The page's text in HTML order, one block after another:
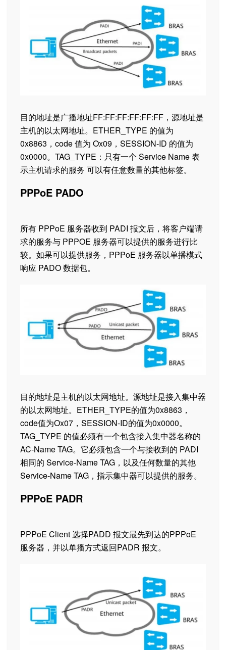
目的地址是广播地址FF:FF:FF:FF:FF:FF，源地址是
主机的以太网地址。ETHER_TYPE 的值为
0x8863，code 值为 Ox09，SESSION-ID 的值为
0x0000。TAG_TYPE：只有一个 Service Name 表
示主机请求的服务 可以有任意数量的其他标签。
PPPoE PADO
所有 PPPoE 服务器收到 PADI 报文后，将客户端请
求的服务与 PPPOE 服务器可以提供的服务进行比
较。如果可以提供服务，PPPoE 服务器以单播模式
响应 PADO 数据包。
目的地址是主机的以太网地址。源地址是接入集中器
的以太网地址。ETHER_TYPE的值为0x8863，
code值为Ox07，SESSION-ID的值为0x0000。
TAG_TYPE 的值必须有一个包含接入集中器名称的
AC-Name TAG。它必须包含一个与接收到的 PADI
相同的 Service-Name TAG，以及任何数量的其他
Service-Name TAG，指示集中器可以提供的服务。
PPPoE PADR
PPPoE Client 选择PADD 报文最先到达的PPPoE
服务器，并以单播方式返回PADR 报文。